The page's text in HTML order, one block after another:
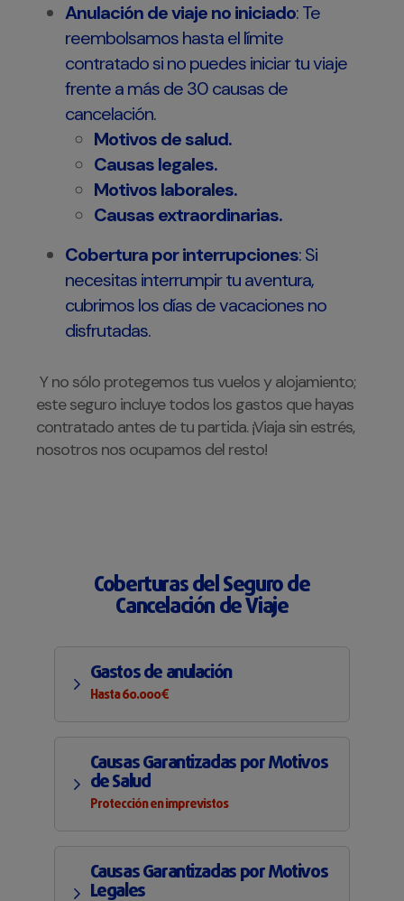
Anulación de viaje no iniciado: Te
reembolsamos hasta el límite
contratado si no puedes iniciar tu viaje
frente a más de 30 causas de
cancelación.
Motivos de salud.
Causas legales.
Motivos laborales.
Causas extraordinarias.
Cobertura por interrupciones: Si
necesitas interrumpir tu aventura,
cubrimos los días de vacaciones no
disfrutadas.
Y no sólo protegemos tus vuelos y alojamiento;
este seguro incluye todos los gastos que hayas
contratado antes de tu partida. ¡Viaja sin estrés,
nosotros nos ocupamos del resto!
Coberturas del Seguro de
Cancelación de Viaje
Gastos de anulación
Hasta 60.000€
Causas Garantizadas por Motivos
de Salud
Protección en imprevistos
Causas Garantizadas por Motivos
Legales